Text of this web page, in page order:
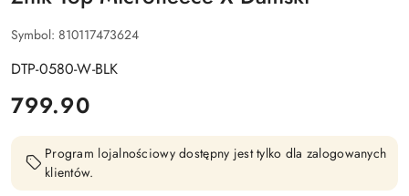
Symbol: 810117473624
DTP-0580-W-BLK
cena:
799.90
Program lojalnościowy dostępny jest tylko dla zalogowanych
klientów.